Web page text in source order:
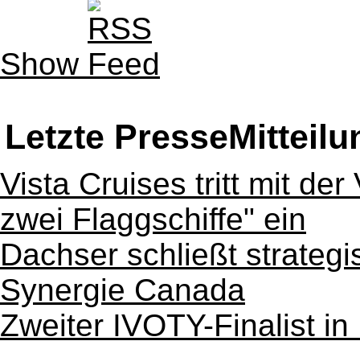
Show
Letzte
Vista Cruises tritt mit der
zwei Flaggschiffe" ein
Dachser schließt
Synergie Canada
Zweiter IVOTY-Finalist